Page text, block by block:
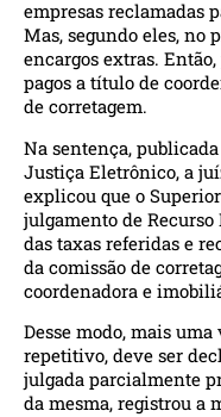
empresas reclamadas
Mas, segundo eles, no
encargos extras.
pagos a título de
de corretagem.
Na sentença,
Justiça Eletrônico, a
explicou que o
julgamento de Recurso
das taxas referidas e
da comissão de
coordenadora e
Desse modo, mais
repetitivo, deve ser
julgada parcialmente
da mesma, registrou a